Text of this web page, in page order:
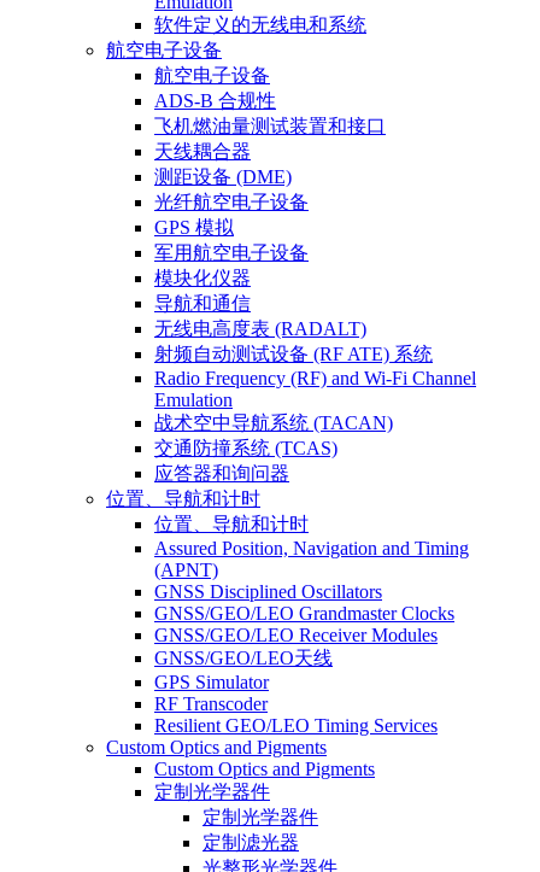
软件定义的无线电和系统
航空电子设备
航空电子设备
ADS-B 合规性
飞机燃油量测试装置和接口
天线耦合器
测距设备 (DME)
光纤航空电子设备
GPS 模拟
军用航空电子设备
模块化仪器
导航和通信
无线电高度表 (RADALT)
射频自动测试设备 (RF ATE) 系统
Radio Frequency (RF) and Wi-Fi Channel
Emulation
战术空中导航系统 (TACAN)
交通防撞系统 (TCAS)
应答器和询问器
位置、导航和计时
位置、导航和计时
Assured Position, Navigation and Timing
(APNT)
GNSS Disciplined Oscillators
GNSS/GEO/LEO Grandmaster Clocks
GNSS/GEO/LEO Receiver Modules
GNSS/GEO/LEO天线
GPS Simulator
RF Transcoder
Resilient GEO/LEO Timing Services
Custom Optics and Pigments
Custom Optics and Pigments
定制光学器件
定制光学器件
定制滤光器